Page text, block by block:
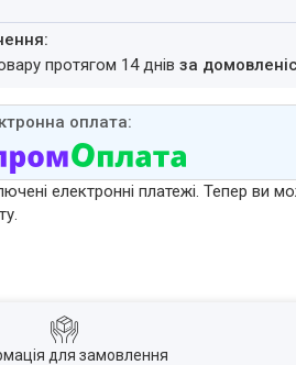
протягом 14 днівза
електронні платежі. Тепер ви
для замовлення